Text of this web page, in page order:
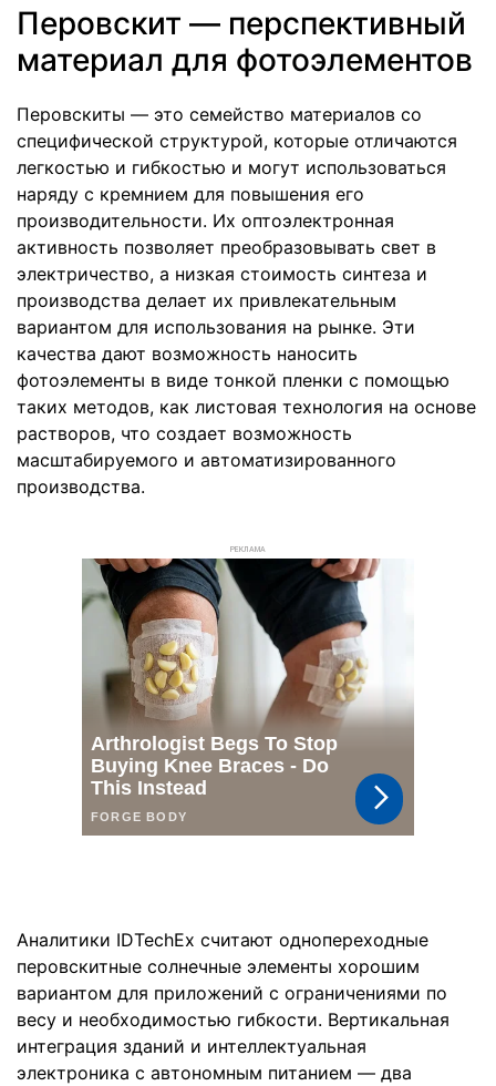
Перовскит — перспективный
материал для фотоэлементов
Перовскиты — это семейство материалов со
специфической структурой, которые отличаются
легкостью и гибкостью и могут использоваться
наряду с кремнием для повышения его
производительности. Их оптоэлектронная
активность позволяет преобразовывать свет в
электричество, а низкая стоимость синтеза и
производства делает их привлекательным
вариантом для использования на рынке. Эти
качества дают возможность наносить
фотоэлементы в виде тонкой пленки с помощью
таких методов, как листовая технология на основе
растворов, что создает возможность
масштабируемого и автоматизированного
производства.
РЕКЛАМА
Аналитики IDTechEx считают однопереходные
перовскитные солнечные элементы хорошим
вариантом для приложений с ограничениями по
весу и необходимостью гибкости. Вертикальная
интеграция зданий и интеллектуальная
электроника с автономным питанием — два